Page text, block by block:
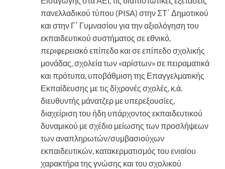
πανελλαδικού τύπου (PISA) στην ΣΤ΄ Δημοτικού
και στην Γ΄ Γυμνασίου για την αξιολόγηση του
εκπαιδευτικού συστήματος σε εθνικό,
περιφερειακό επίπεδο και σε επίπεδο σχολικής
μονάδας, σχολεία των «αρίστων» σε πειραματικά
και πρότυπα, υποβάθμιση της Επαγγελματικής
Εκπαίδευσης με τις δίχρονές σχολές, κ.ά.
διευθυντής μάνατζερ με υπερεξουσίες,
διαχείριση του ήδη υπάρχοντος εκπαιδευτικού
δυναμικού με σχέδιο μείωσης των προσλήψεων
των αναπληρωτών/συμβασιούχων
εκπαιδευτικών, κατακερματισμός του ενιαίου
χαρακτήρα της γνώσης και του σχολικού